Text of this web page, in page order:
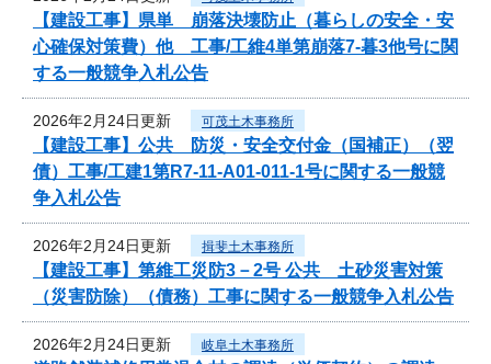
【建設工事】県単 崩落決壊防止（暮らしの安全・安
心確保対策費）他 工事/工維4単第崩落7-暮3他号に関
する一般競争入札公告
2026年2月24日更新 可茂土木事務所
【建設工事】公共 防災・安全交付金（国補正）（翌
債）工事/工建1第R7-11-A01-011-1号に関する一般競
争入札公告
2026年2月24日更新 揖斐土木事務所
【建設工事】第維工災防3－2号 公共 土砂災害対策
（災害防除）（債務）工事に関する一般競争入札公告
2026年2月24日更新 岐阜土木事務所